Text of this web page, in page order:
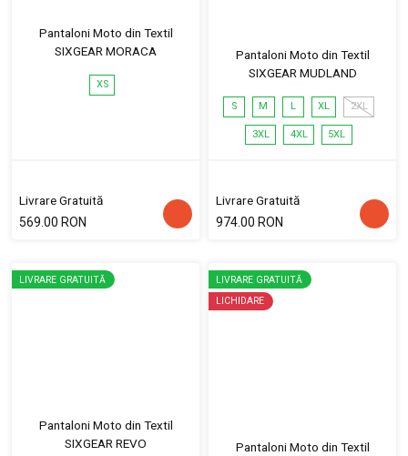
Pantaloni Moto din Textil
SIXGEAR MORACA
XS
Livrare Gratuită
569.00 RON
Pantaloni Moto din Textil
SIXGEAR MUDLAND
S M L XL 2XL
3XL 4XL 5XL
Livrare Gratuită
974.00 RON
LIVRARE GRATUITĂ
Pantaloni Moto din Textil
SIXGEAR REVO
LIVRARE GRATUITĂ
LICHIDARE
Pantaloni Moto din Textil